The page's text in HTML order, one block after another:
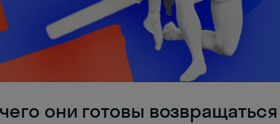
они готовы возвращаться